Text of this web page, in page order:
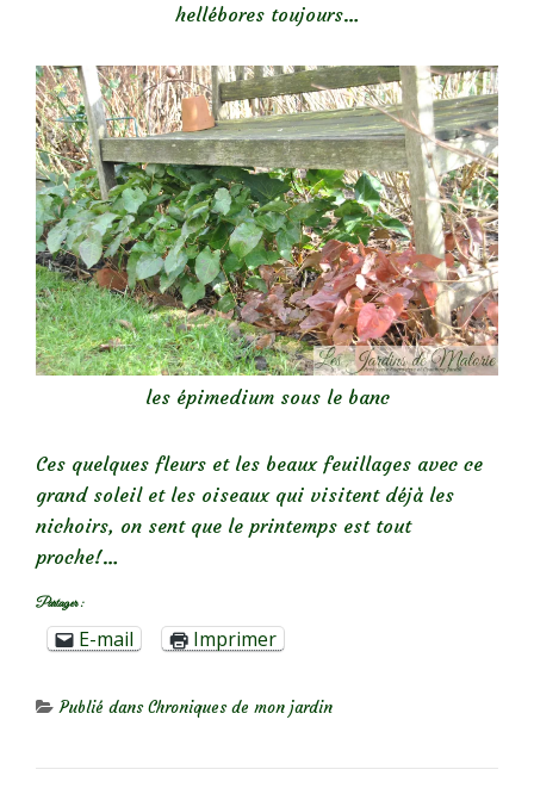
hellébores toujours…
les épimedium sous le banc
Ces quelques fleurs et les beaux feuillages avec ce
grand soleil et les oiseaux qui visitent déjà les
nichoirs, on sent que le printemps est tout
proche!…
Partager :
E-mail Imprimer
Publié dansChroniques de mon jardin